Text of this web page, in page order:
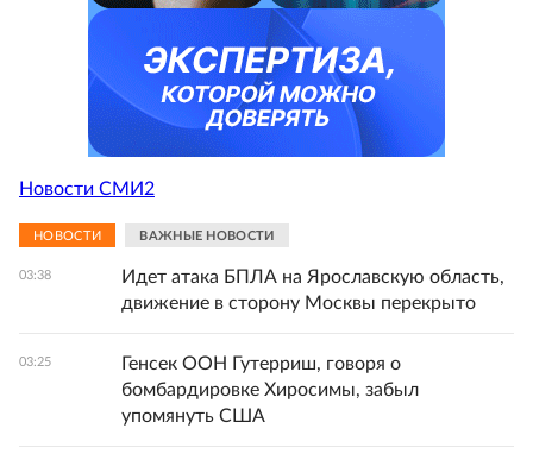
Новости СМИ2
НОВОСТИ ВАЖНЫЕ НОВОСТИ
03:38
Идет атака БПЛА на Ярославскую область,
движение в сторону Москвы перекрыто
03:25
Генсек ООН Гутерриш, говоря о
бомбардировке Хиросимы, забыл
упомянуть США